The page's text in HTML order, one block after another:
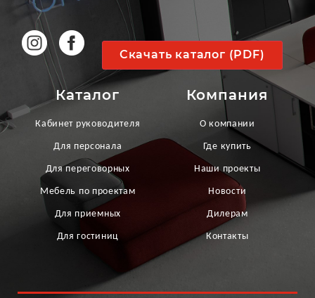
Скачать каталог (PDF)
Каталог
Кабинет руководителя
Для персонала
Для переговорных
Мебель по проектам
Для приемных
Для гостиниц
Компания
О компании
Где купить
Наши проекты
Новости
Дилерам
Контакты